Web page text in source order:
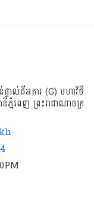
ទាល់ដីអគារ (G) មហាវិថី
ភ្នំពេញ ព្រះរាជាណាចក្រ